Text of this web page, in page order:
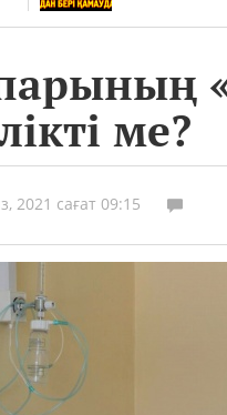
ме?
2021 сағат 09:15